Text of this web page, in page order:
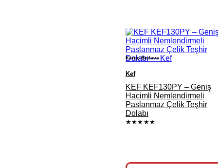
Kargo Bedava
Kef
KEF KEF130PY – Geniş
Hacimli Nemlendirmeli
Paslanmaz Çelik Teşhir
Dolabı
★★★★★